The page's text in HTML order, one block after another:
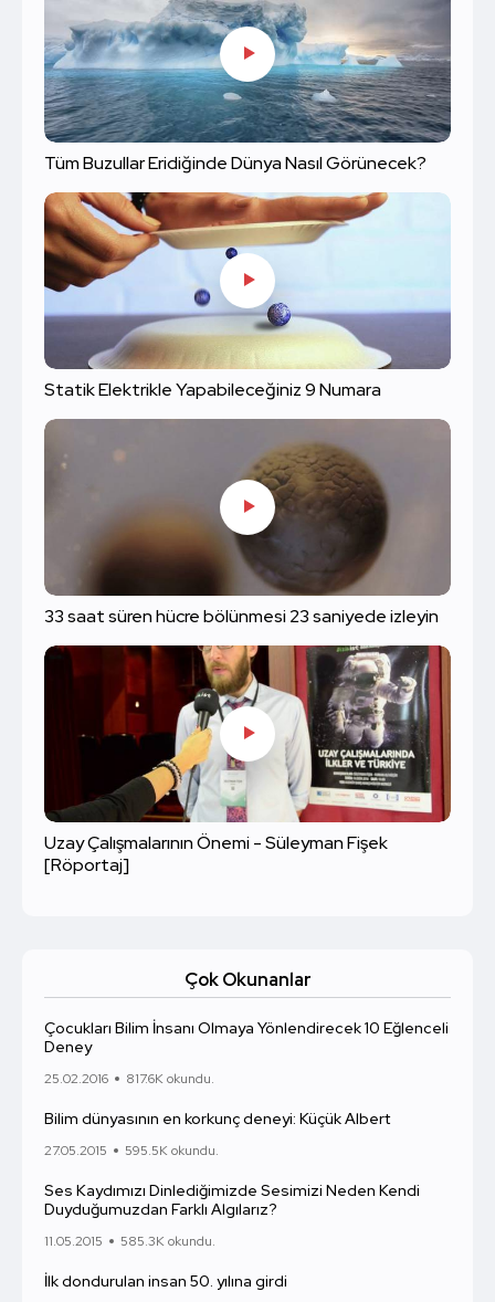
Tüm Buzullar Eridiğinde Dünya Nasıl Görünecek?
Statik Elektrikle Yapabileceğiniz 9 Numara
33 saat süren hücre bölünmesi 23 saniyede izleyin
Uzay Çalışmalarının Önemi - Süleyman Fişek
[Röportaj]
Çok Okunanlar
Çocukları Bilim İnsanı Olmaya Yönlendirecek 10 Eğlenceli
Deney
25.02.2016 817.6K okundu.
Bilim dünyasının en korkunç deneyi: Küçük Albert
27.05.2015 595.5K okundu.
Ses Kaydımızı Dinlediğimizde Sesimizi Neden Kendi
Duyduğumuzdan Farklı Algılarız?
11.05.2015 585.3K okundu.
İlk dondurulan insan 50. yılına girdi